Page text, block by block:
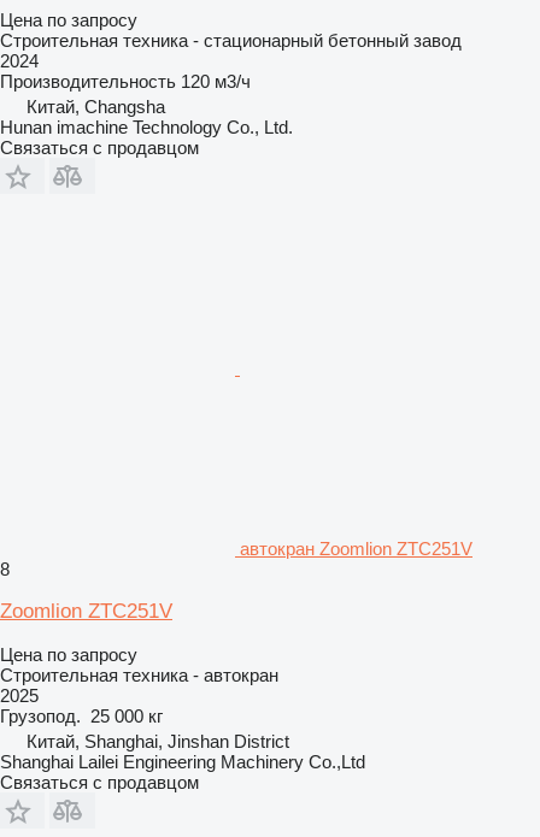
Цена по запросу
Строительная техника - стационарный бетонный завод
2024
Производительность 120 м3/ч
Китай, Changsha
Hunan imachine Technology Co., Ltd.
Связаться с продавцом
автокран Zoomlion ZTC251V
8
Zoomlion ZTC251V
Цена по запросу
Строительная техника - автокран
2025
Грузопод. 25 000 кг
Китай, Shanghai, Jinshan District
Shanghai Lailei Engineering Machinery Co.,Ltd
Связаться с продавцом